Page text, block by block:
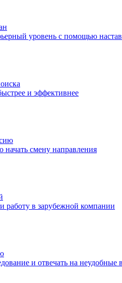
уровень с помощью
и эффективнее
начать смену направления
работу в зарубежной компании
и отвечать на неудобные